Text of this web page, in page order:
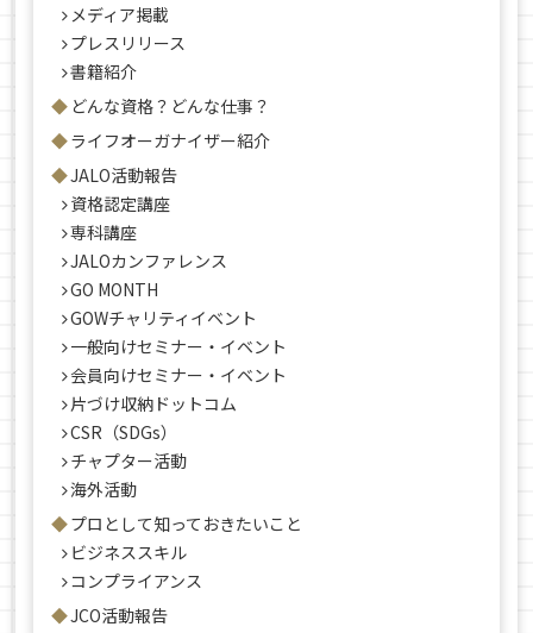
メディア掲載
プレスリリース
書籍紹介
どんな資格？どんな仕事？
ライフオーガナイザー紹介
JALO活動報告
資格認定講座
専科講座
JALOカンファレンス
GO MONTH
GOWチャリティイベント
一般向けセミナー・イベント
会員向けセミナー・イベント
片づけ収納ドットコム
CSR（SDGs）
チャプター活動
海外活動
プロとして知っておきたいこと
ビジネススキル
コンプライアンス
JCO活動報告